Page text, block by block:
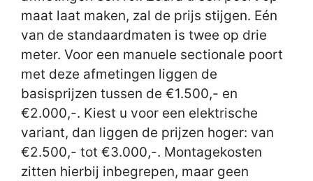
maat laat maken, zal de prijs stijgen. Eén
van de standaardmaten is twee op drie
meter. Voor een manuele sectionale poort
met deze afmetingen liggen de
basisprijzen tussen de €1.500,- en
€2.000,-. Kiest u voor een elektrische
variant, dan liggen de prijzen hoger: van
€2.500,- tot €3.000,-. Montagekosten
zitten hierbij inbegrepen, maar geen